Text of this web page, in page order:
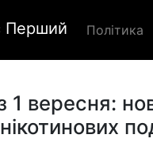
Перший Політика
1 вересня: